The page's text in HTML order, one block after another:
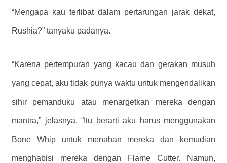
“Mengapa kau terlibat dalam pertarungan jarak dekat,
Rushia?” tanyaku padanya.
“Karena pertempuran yang kacau dan gerakan musuh
yang cepat, aku tidak punya waktu untuk mengendalikan
sihir pemanduku atau menargetkan mereka dengan
mantra,” jelasnya. “Itu berarti aku harus menggunakan
Bone Whip untuk menahan mereka dan kemudian
menghabisi mereka dengan Flame Cutter. Namun,